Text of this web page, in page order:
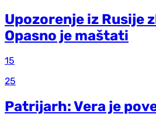
Upozorenje iz Rusije
Opasno je maštati
15
25
Patrijarh: Vera je